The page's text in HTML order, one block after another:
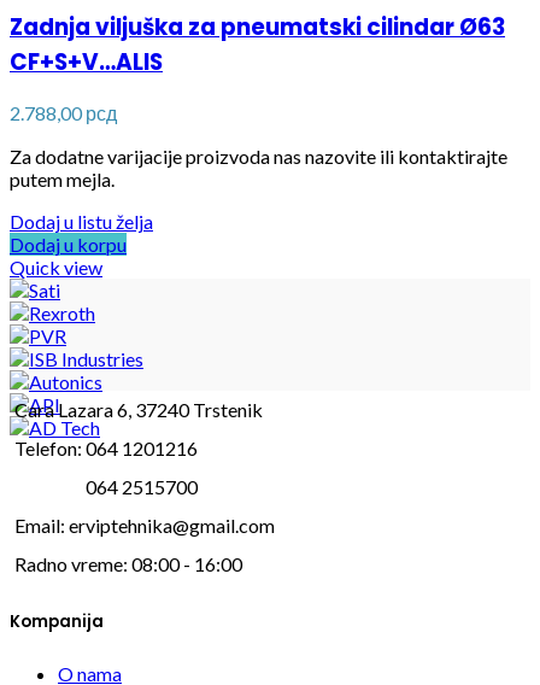
Zadnja viljuška za pneumatski cilindar Ø63
CF+S+V…ALIS
2.788,00рсд
Za dodatne varijacije proizvoda nas nazovite ili kontaktirajte
putem mejla.
Dodaj u listu želja
Dodaj u korpu
Quick view
Cara Lazara 6, 37240 Trstenik
Telefon: 064 1201216
064 2515700
Email: erviptehnika@gmail.com
Radno vreme: 08:00 - 16:00
Kompanija
O nama